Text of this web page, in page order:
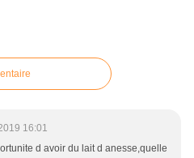
16:01
d avoir du lait d anesse,quelle